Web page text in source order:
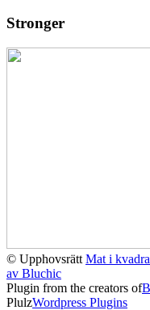
Stronger
© Upphovsrätt Mat i
av Bluchic
Plugin from the creators of
PlulzWordpress Plugins